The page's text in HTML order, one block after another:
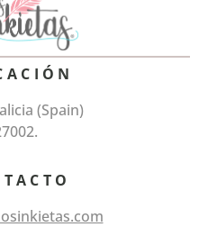
(Spain)